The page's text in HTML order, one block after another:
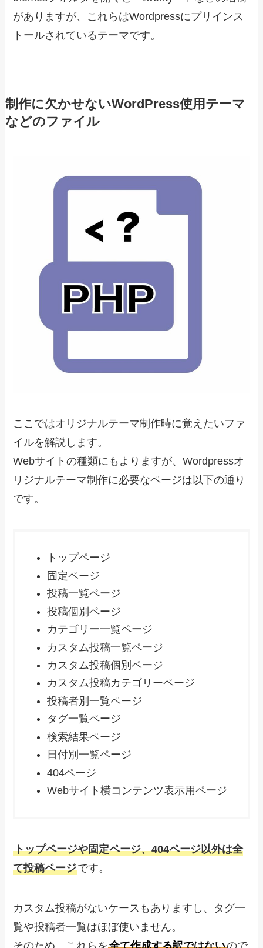
がありますが、これらはWordpressにプリインス
トールされているテーマです。
制作に欠かせないWordPress使用テーマ
などのファイル
ここではオリジナルテーマ制作時に覚えたいファ
イルを解説します。
Webサイトの種類にもよりますが、Wordpressオ
リジナルテーマ制作に必要なページは以下の通り
です。
トップページ
固定ページ
投稿一覧ページ
投稿個別ページ
カテゴリー一覧ページ
カスタム投稿一覧ページ
カスタム投稿個別ページ
カスタム投稿カテゴリーページ
投稿者別一覧ページ
タグ一覧ページ
検索結果ページ
日付別一覧ページ
404ページ
Webサイト横コンテンツ表示用ページ
トップページや固定ページ、404ページ以外は全
て投稿ページです。
カスタム投稿がないケースもありますし、タグ一
覧や投稿者一覧はほぼ使いません。